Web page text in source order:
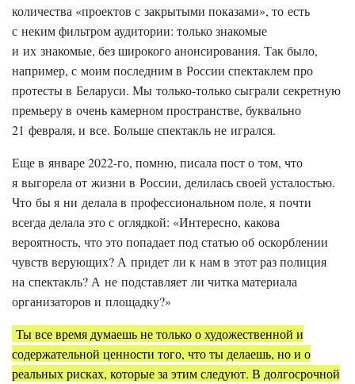
количества «проектов с закрытыми показами», то есть
с неким фильтром аудитории: только знакомые
и их знакомые, без широкого анонсирования. Так было,
например, с моим последним в России спектаклем про
протесты в Беларуси. Мы только-только сыграли секретную
премьеру в очень камерном пространстве, буквально
21 февраля, и все. Больше спектакль не игрался.
Еще в январе 2022-го, помню, писала пост о том, что
я выгорела от жизни в России, делилась своей усталостью.
Что бы я ни делала в профессиональном поле, я почти
всегда делала это с оглядкой: «Интересно, какова
вероятность, что это попадает под статью об оскорблении
чувств верующих? А придет ли к нам в этот раз полиция
на спектакль? А не подставляет ли читка материала
организаторов и площадку?»
Ты все время думаешь не только о художественной и
содержательной ценности того, что ты делаешь, но и о
реальных рисках, которые за этим следуют. В долгосрочной